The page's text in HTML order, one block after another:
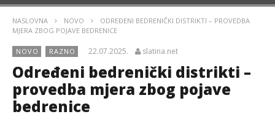
NASLOVNA NOVO
ODREĐENI BEDRENIČKI DISTRIKTI – PROVEDBA
MJERA ZBOG POJAVE BEDRENICE
NOVO RAZNO 22.07.2025. slatina.net
Određeni bedrenički distrikti –
provedba mjera zbog pojave
bedrenice